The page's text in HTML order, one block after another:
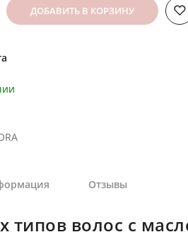
ДОБАВИТЬ В КОРЗИНУ
типов волос с
Отзывы